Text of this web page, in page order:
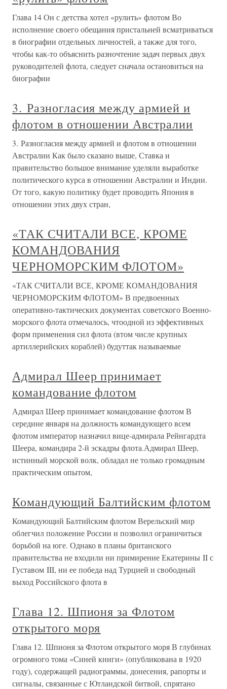
Глава 14 Он с детства хотел «рулить» флотом Во
исполнение своего обещания пристальней всматриваться
в биографии отдельных личностей, а также для того,
чтобы как-то объяснить разночтение задач первых двух
руководителей флота, следует сначала остановиться на
биографии
3. Разногласия между армией и
флотом в отношении Австралии
3. Разногласия между армией и флотом в отношении
Австралии Как было сказано выше, Ставка и
правительство большое внимание уделяли выработке
политического курса в отношении Австралии и Индии.
От того, какую политику будет проводить Япония в
отношении этих двух стран,
«ТАК СЧИТАЛИ ВСЕ, КРОМЕ
КОМАНДОВАНИЯ
ЧЕРНОМОРСКИМ ФЛОТОМ»
«ТАК СЧИТАЛИ ВСЕ, КРОМЕ КОМАНДОВАНИЯ
ЧЕРНОМОРСКИМ ФЛОТОМ» В предвоенных
оперативно-тактических документах советского Военно-
морского флота отмечалось, чтоодной из эффективных
форм применения сил флота (втом числе крупных
артиллерийских кораблей) будуттак называемые
Адмирал Шеер принимает
командование флотом
Адмирал Шеер принимает командование флотом В
середине января на должность командующего всем
флотом император назначил вице-адмирала Рейнгардта
Шеера, командира 2-й эскадры флота.Адмирал Шеер,
истинный морской волк, обладал не только громадным
практическим опытом,
Командующий Балтийским флотом
Командующий Балтийским флотом Верельский мир
облегчил положение России и позволил ограничиться
борьбой на юге. Однако в планы британского
правительства не входили ни примирение Екатерины II с
Густавом III, ни ее победа над Турцией и свободный
выход Российского флота в
Глава 12. Шпионя за Флотом
открытого моря
Глава 12. Шпионя за Флотом открытого моря В глубинах
огромного тома «Синей книги» (опубликована в 1920
году), содержащей радиограммы, донесения, рапорты и
сигналы, связанные с Ютландской битвой, спрятано